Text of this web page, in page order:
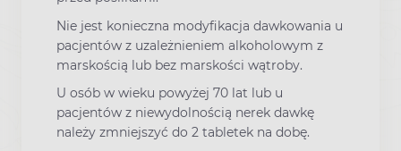
Nie jest konieczna modyfikacja dawkowania u
pacjentów z uzależnieniem alkoholowym z
marskością lub bez marskości wątroby.
U osób w wieku powyżej 70 lat lub u
pacjentów z niewydolnością nerek dawkę
należy zmniejszyć do 2 tabletek na dobę.